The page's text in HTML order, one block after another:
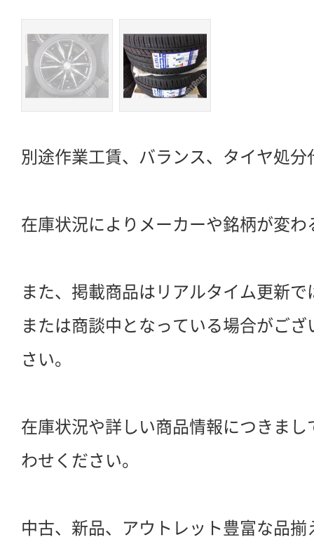
別途作業工賃、バランス、タイヤ処分
在庫状況によりメーカーや銘柄が変
また、掲載商品はリアルタイム更新
または商談中となっている場合がご
さい。
在庫状況や詳しい商品情報につきま
わせください。
中古、新品、アウトレット豊富な品揃